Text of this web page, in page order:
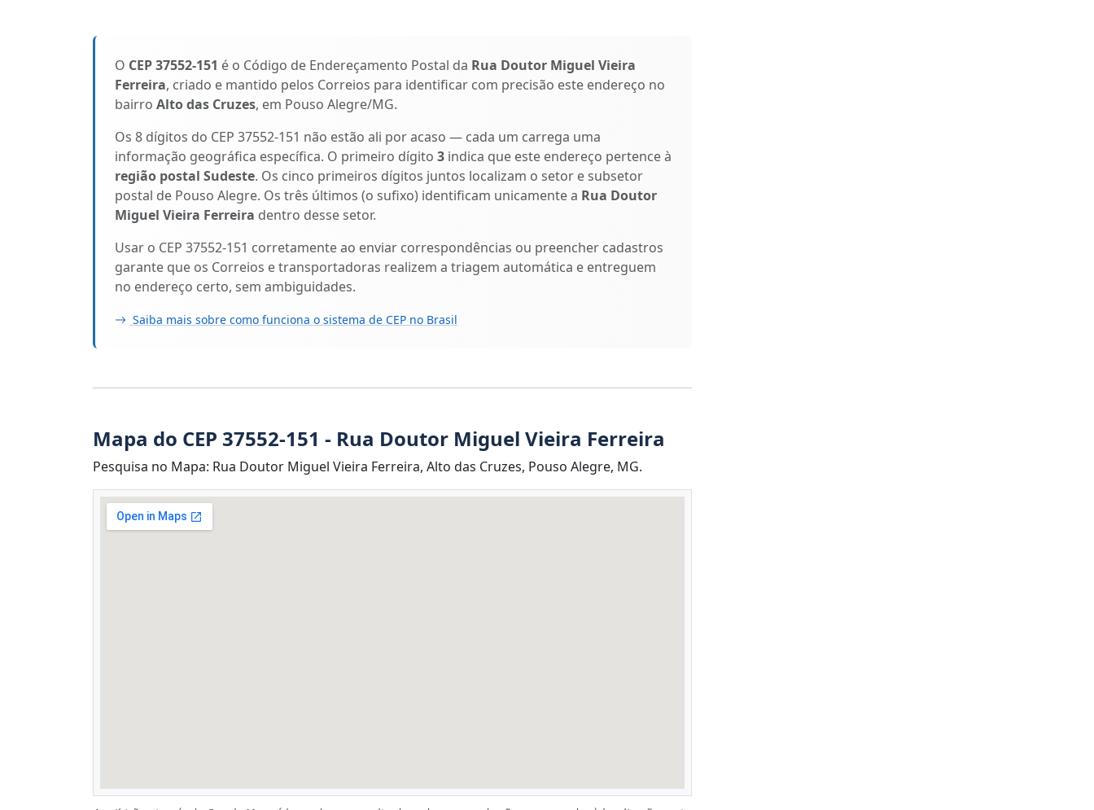
O CEP 37552-151 é o Código de Endereçamento Postal da Rua Doutor Miguel Vieira
Ferreira, criado e mantido pelos Correios para identificar com precisão este endereço no
bairro Alto das Cruzes, em Pouso Alegre/MG.
Os 8 dígitos do CEP 37552-151 não estão ali por acaso — cada um carrega uma
informação geográfica específica. O primeiro dígito 3 indica que este endereço pertence à
região postal Sudeste. Os cinco primeiros dígitos juntos localizam o setor e subsetor
postal de Pouso Alegre. Os três últimos (o sufixo) identificam unicamente a Rua Doutor
Miguel Vieira Ferreira dentro desse setor.
Usar o CEP 37552-151 corretamente ao enviar correspondências ou preencher cadastros
garante que os Correios e transportadoras realizem a triagem automática e entreguem
no endereço certo, sem ambiguidades.
Saiba mais sobre como funciona o sistema de CEP no Brasil
Mapa do CEP 37552-151 - Rua Doutor Miguel Vieira Ferreira
Pesquisa no Mapa: Rua Doutor Miguel Vieira Ferreira, Alto das Cruzes, Pouso Alegre, MG.